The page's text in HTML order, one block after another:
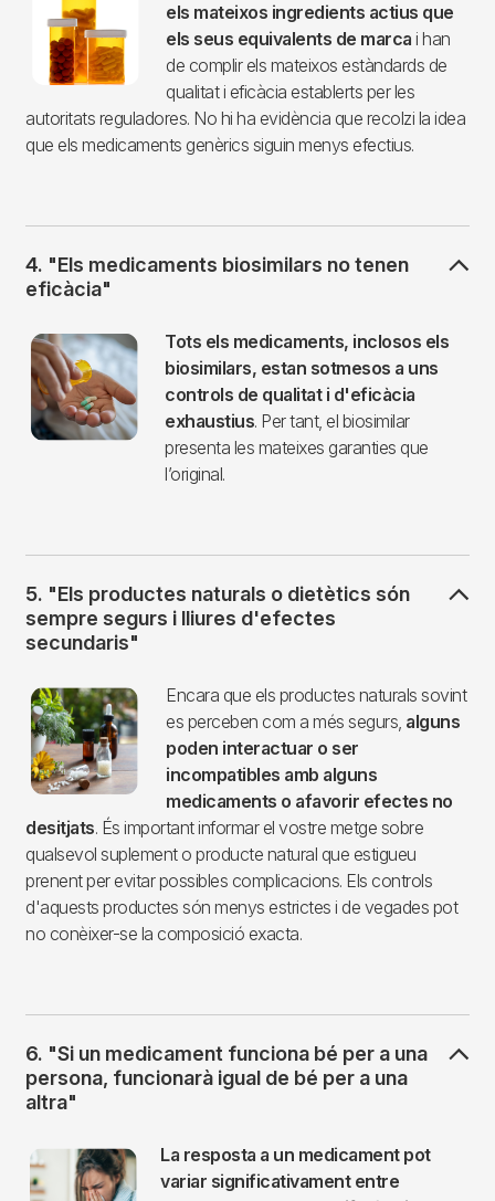
els mateixos ingredients actius que
els seus equivalents de marca i han
de complir els mateixos estàndards de
qualitat i eficàcia establerts per les
autoritats reguladores. No hi ha evidència que recolzi la idea
que els medicaments genèrics siguin menys efectius.
4. "Els medicaments biosimilars no tenen
eficàcia"
Imagen
Tots els medicaments, inclosos els
biosimilars, estan sotmesos a uns
controls de qualitat i d'eficàcia
exhaustius. Per tant, el biosimilar
presenta les mateixes garanties que
l’original.
5. "Els productes naturals o dietètics són
sempre segurs i lliures d'efectes
secundaris"
Imagen
Encara que els productes naturals sovint
es perceben com a més segurs, alguns
poden interactuar o ser
incompatibles amb alguns
medicaments o afavorir efectes no
desitjats. És important informar el vostre metge sobre
qualsevol suplement o producte natural que estigueu
prenent per evitar possibles complicacions. Els controls
d'aquests productes són menys estrictes i de vegades pot
no conèixer-se la composició exacta.
6. "Si un medicament funciona bé per a una
persona, funcionarà igual de bé per a una
altra"
Imagen
La resposta a un medicament pot
variar significativament entre